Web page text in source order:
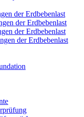
der Erdbebenlast
der Erdbebenlast
der Erdbebenlast
der Erdbebenlast